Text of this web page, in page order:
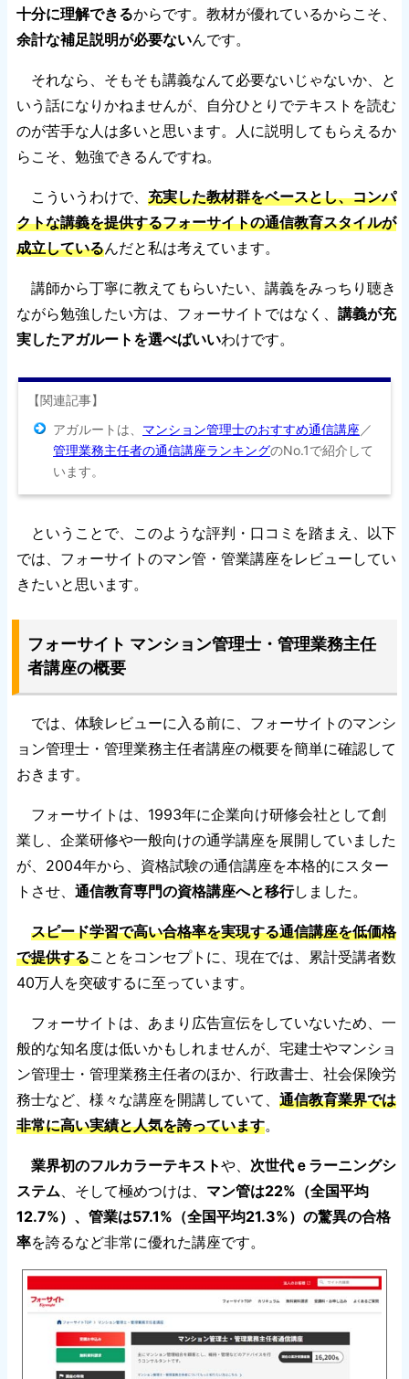
十分に理解できるからです。教材が優れているからこそ、
余計な補足説明が必要ないんです。
それなら、そもそも講義なんて必要ないじゃないか、と
いう話になりかねませんが、自分ひとりでテキストを読む
のが苦手な人は多いと思います。人に説明してもらえるか
らこそ、勉強できるんですね。
こういうわけで、 充実した教材群をベースとし、コンパ
クトな講義を提供するフォーサイトの通信教育スタイルが
成立しているんだと私は考えています。
講師から丁寧に教えてもらいたい、講義をみっちり聴き
ながら勉強したい方は、フォーサイトではなく、 講義が充
実したアガルートを選べばいいわけです。
【関連記事】
アガルートは、 マンション管理士のおすすめ通信講座 ／
管理業務主任者の通信講座ランキングのNo.1で紹介して
います。
ということで、このような評判・口コミを踏まえ、以下
では、フォーサイトのマン管・管業講座をレビューしてい
きたいと思います。
フォーサイト マンション管理士・管理業務主任
者講座の概要
では、体験レビューに入る前に、フォーサイトのマンシ
ョン管理士・管理業務主任者講座の概要を簡単に確認して
おきます。
フォーサイトは、1993年に企業向け研修会社として創
業し、企業研修や一般向けの通学講座を展開していました
が、2004年から、資格試験の通信講座を本格的にスター
トさせ、 通信教育専門の資格講座へと移行しました。
スピード学習で高い合格率を実現する通信講座を低価格
で提供することをコンセプトに、現在では、累計受講者数
40万人を突破するに至っています。
フォーサイトは、あまり広告宣伝をしていないため、一
般的な知名度は低いかもしれませんが、宅建士やマンショ
ン管理士・管理業務主任者のほか、行政書士、社会保険労
務士など、様々な講座を開講していて、 通信教育業界では
非常に高い実績と人気を誇っています。
業界初のフルカラーテキストや、 次世代ｅラーニングシ
ステム、そして極めつけは、 マン管は22%（全国平均
12.7%）、管業は57.1%（全国平均21.3%）の驚異の合格
率を誇るなど非常に優れた講座です。